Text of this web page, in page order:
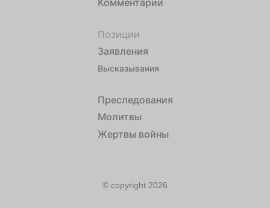
Позиции
Заявления
Высказывания
Преследования
Молитвы
Жертвы войны
© copyright 2026